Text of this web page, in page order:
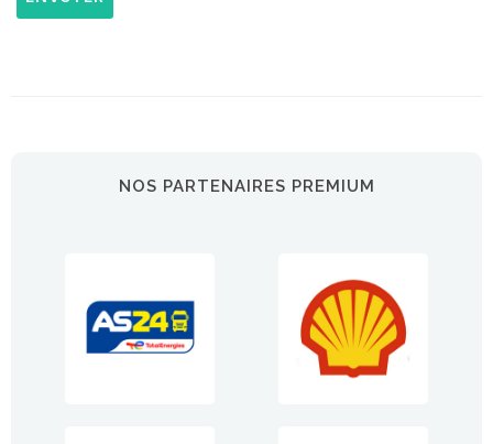
NOS PARTENAIRES PREMIUM